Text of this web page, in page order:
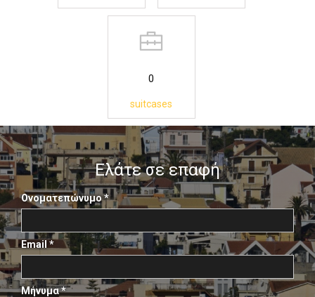
0
suitcases
Ελάτε σε επαφή
Ονοματεπώνυμο*
Email *
Μήνυμα*